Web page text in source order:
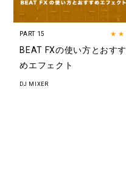
PART 15 ★★
BEAT FXの使い方とおすす
めエフェクト
DJ MIXER